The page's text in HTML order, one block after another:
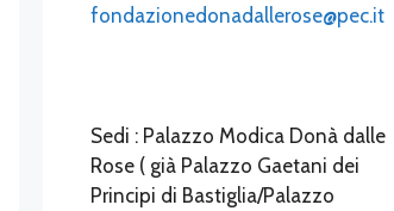
fondazionedonadallerose@pec.it
Sedi : Palazzo Modica Donà dalle
Rose ( già Palazzo Gaetani dei
Principi di Bastiglia/Palazzo